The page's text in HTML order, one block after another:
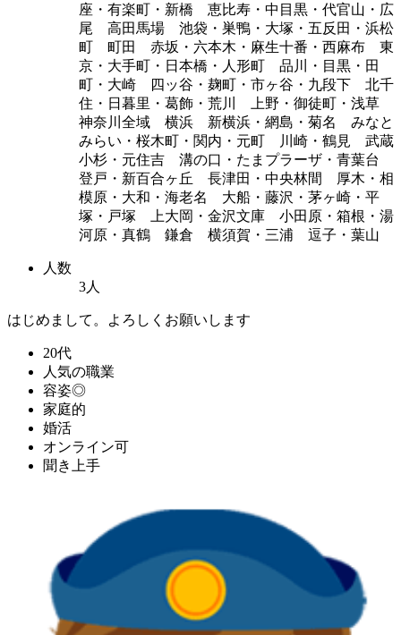
座・有楽町・新橋 恵比寿・中目黒・代官山・広
尾 高田馬場 池袋・巣鴨・大塚・五反田・浜松
町 町田 赤坂・六本木・麻生十番・西麻布 東
京・大手町・日本橋・人形町 品川・目黒・田
町・大崎 四ッ谷・麹町・市ヶ谷・九段下 北千
住・日暮里・葛飾・荒川 上野・御徒町・浅草
神奈川全域 横浜 新横浜・網島・菊名 みなと
みらい・桜木町・関内・元町 川崎・鶴見 武蔵
小杉・元住吉 溝の口・たまプラーザ・青葉台
登戸・新百合ヶ丘 長津田・中央林間 厚木・相
模原・大和・海老名 大船・藤沢・茅ヶ崎・平
塚・戸塚 上大岡・金沢文庫 小田原・箱根・湯
河原・真鶴 鎌倉 横須賀・三浦 逗子・葉山
人数
3人
はじめまして。よろしくお願いします
20代
人気の職業
容姿◎
家庭的
婚活
オンライン可
聞き上手